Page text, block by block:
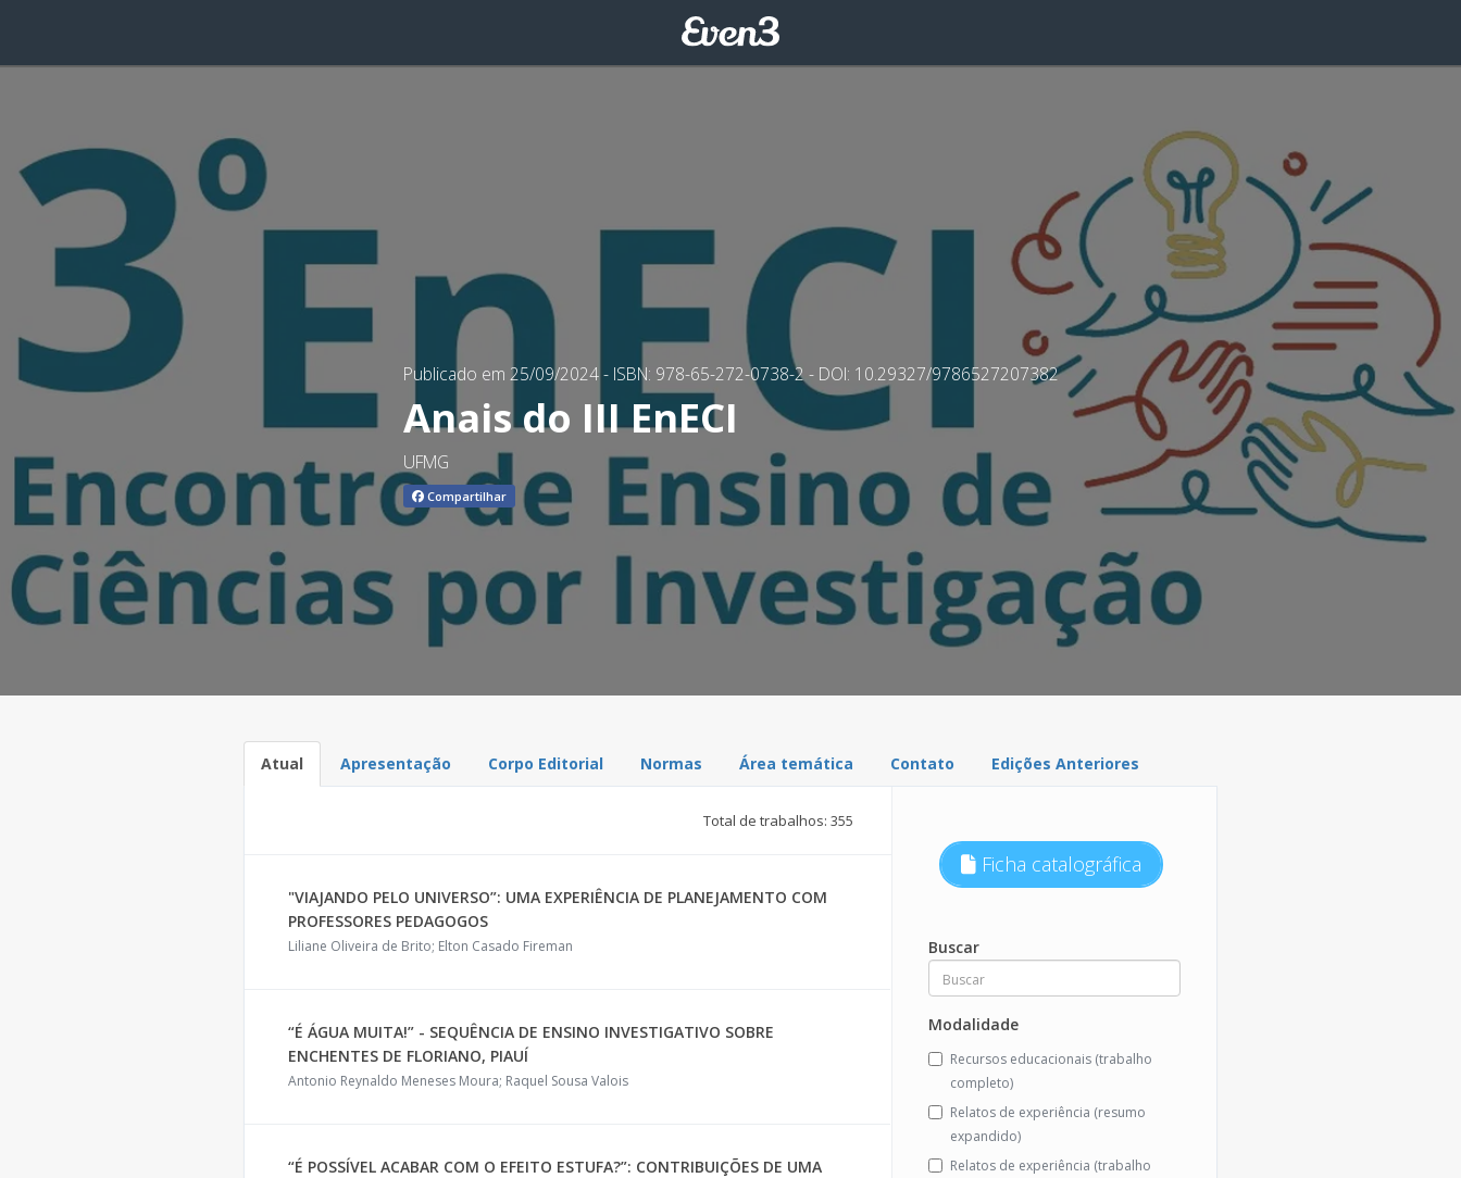
Publicado em 25/09/2024- ISBN: 978-65-272-0738-2 - DOI: 10.29327/9786527207382
Anais do III EnECI
UFMG
Compartilhar
Atual Apresentação Corpo Editorial Normas Área temática Contato Edições Anteriores
Total de trabalhos: 355
"VIAJANDO PELO UNIVERSO”: UMA EXPERIÊNCIA DE PLANEJAMENTO COM
PROFESSORES PEDAGOGOS
Liliane Oliveira de Brito; Elton Casado Fireman
“É ÁGUA MUITA!” - SEQUÊNCIA DE ENSINO INVESTIGATIVO SOBRE
ENCHENTES DE FLORIANO, PIAUÍ
Antonio Reynaldo Meneses Moura; Raquel Sousa Valois
“É POSSÍVEL ACABAR COM O EFEITO ESTUFA?”: CONTRIBUIÇÕES DE UMA
Ficha catalográfica
Buscar
Modalidade
Recursos educacionais (trabalho
completo)
Relatos de experiência (resumo
expandido)
Relatos de experiência (trabalho